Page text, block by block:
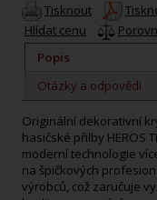
Tisknout
Hlídat cenu
Popis
Otázky a odpovědi
Originální dekorativní
hasičské přilby HEROS
moderní technologie
na špičkových
výrobců, což zaručuje